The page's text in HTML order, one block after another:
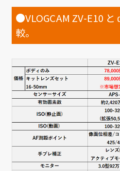
●VLOGCAM ZV-E10
較。